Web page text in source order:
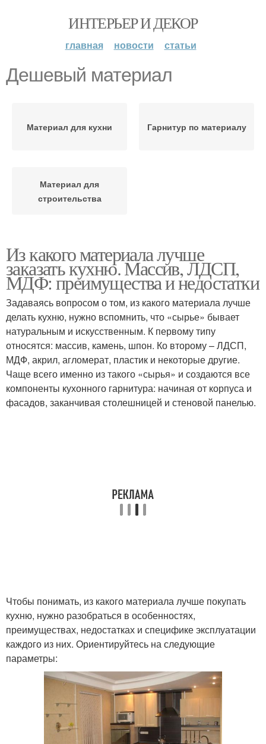
ИНТЕРЬЕР И ДЕКОР
главная новости статьи
Дешевый материал
Материал для кухни Гарнитур по материалу
Материал для
строительства
Из какого материала лучше
заказать кухню. Массив, ЛДСП,
МДФ: преимущества и недостатки
Задаваясь вопросом о том, из какого материала лучше
делать кухню, нужно вспомнить, что «сырье» бывает
натуральным и искусственным. К первому типу
относятся: массив, камень, шпон. Ко второму – ЛДСП,
МДФ, акрил, агломерат, пластик и некоторые другие.
Чаще всего именно из такого «сырья» и создаются все
компоненты кухонного гарнитура: начиная от корпуса и
фасадов, заканчивая столешницей и стеновой панелью.
Чтобы понимать, из какого материала лучше покупать
кухню, нужно разобраться в особенностях,
преимуществах, недостатках и специфике эксплуатации
каждого из них. Ориентируйтесь на следующие
параметры: